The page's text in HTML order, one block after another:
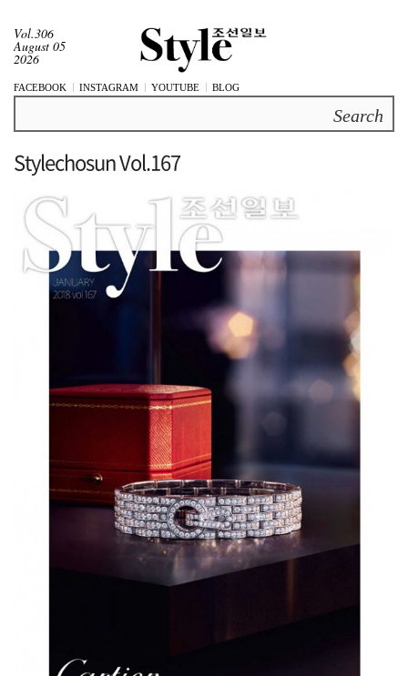
Vol.306
August 05
2026
FACEBOOK INSTAGRAM YOUTUBE BLOG
Stylechosun Vol.167